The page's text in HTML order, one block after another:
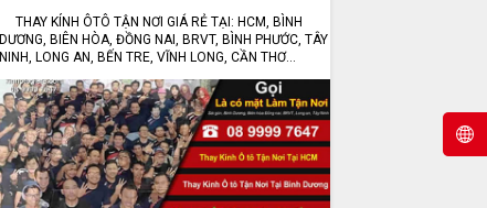
THAY KÍNH ÔTÔ TẬN NƠI GIÁ RẺ TẠI: HCM, BÌNH
DƯƠNG, BIÊN HÒA, ĐỒNG NAI, BRVT, BÌNH PHƯỚC, TÂY
NINH, LONG AN, BẾN TRE, VĨNH LONG, CẦN THƠ...